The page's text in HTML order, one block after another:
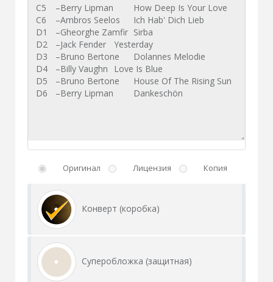
Оригинал Лицензия Копия
Конверт (коробка)
Суперобложка (защитная)